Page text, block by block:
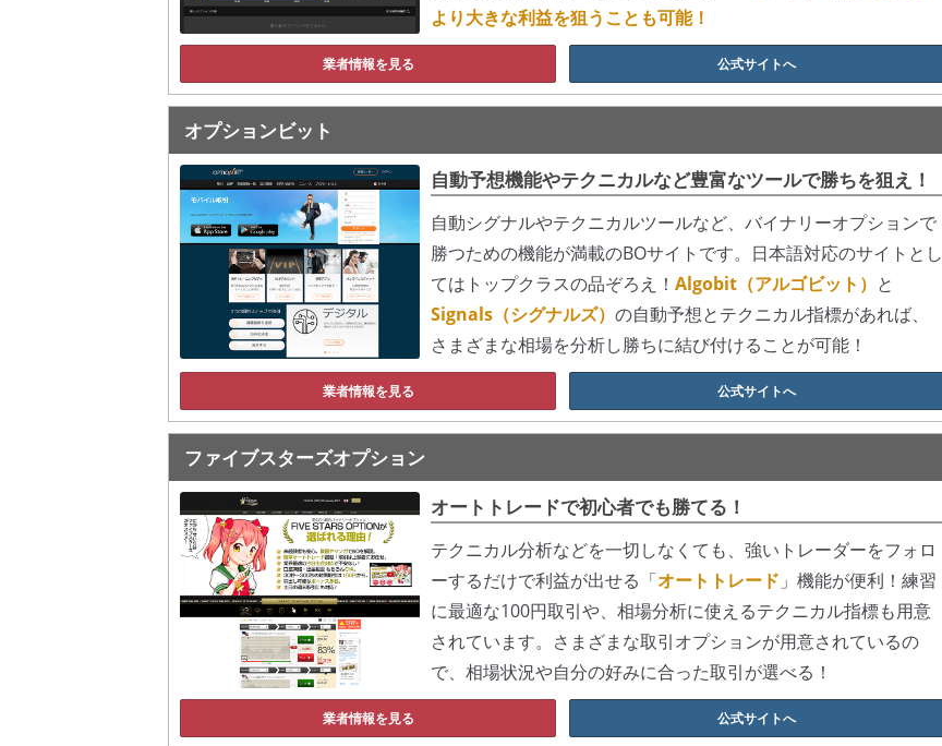
より大きな利益を狙うことも可能！
業者情報を見る 公式サイトへ
オプションビット
自動予想機能やテクニカルなど豊富なツールで勝ちを狙え！
自動シグナルやテクニカルツールなど、バイナリーオプションで
勝つための機能が満載のBOサイトです。日本語対応のサイトとし
てはトップクラスの品ぞろえ！ Algobit（アルゴビット） と
Signals（シグナルズ） の自動予想とテクニカル指標があれば、
さまざまな相場を分析し勝ちに結び付けることが可能！
業者情報を見る 公式サイトへ
ファイブスターズオプション
オートトレードで初心者でも勝てる！
テクニカル分析などを一切しなくても、強いトレーダーをフォロ
ーするだけで利益が出せる「オートトレード 」機能が便利！練習
に最適な100円取引や、相場分析に使えるテクニカル指標も用意
されています。さまざまな取引オプションが用意されているの
で、相場状況や自分の好みに合った取引が選べる！
業者情報を見る 公式サイトへ